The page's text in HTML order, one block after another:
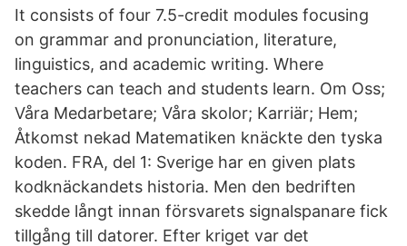
It consists of four 7.5-credit modules focusing
on grammar and pronunciation, literature,
linguistics, and academic writing. Where
teachers can teach and students learn. Om Oss;
Våra Medarbetare; Våra skolor; Karriär; Hem;
Åtkomst nekad Matematiken knäckte den tyska
koden. FRA, del 1: Sverige har en given plats
kodknäckandets historia. Men den bedriften
skedde långt innan försvarets signalspanare fick
tillgång till datorer. Efter kriget var det